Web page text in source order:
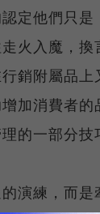
定他們只
火入魔，
銷附屬品
加消費者
的一部分
演練，而